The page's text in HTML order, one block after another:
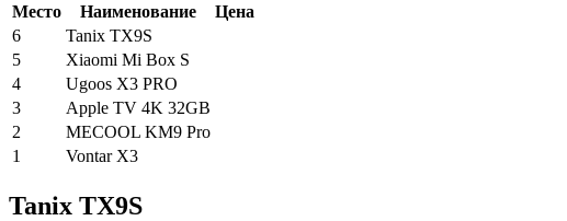
Место Наименование
Цена
6
Tanix TX9S
5
Xiaomi Mi Box S
4
Ugoos X3 PRO
3
Apple TV 4K 32GB
2
MECOOL KM9 Pro
1
Vontar X3
Tanix TX9S